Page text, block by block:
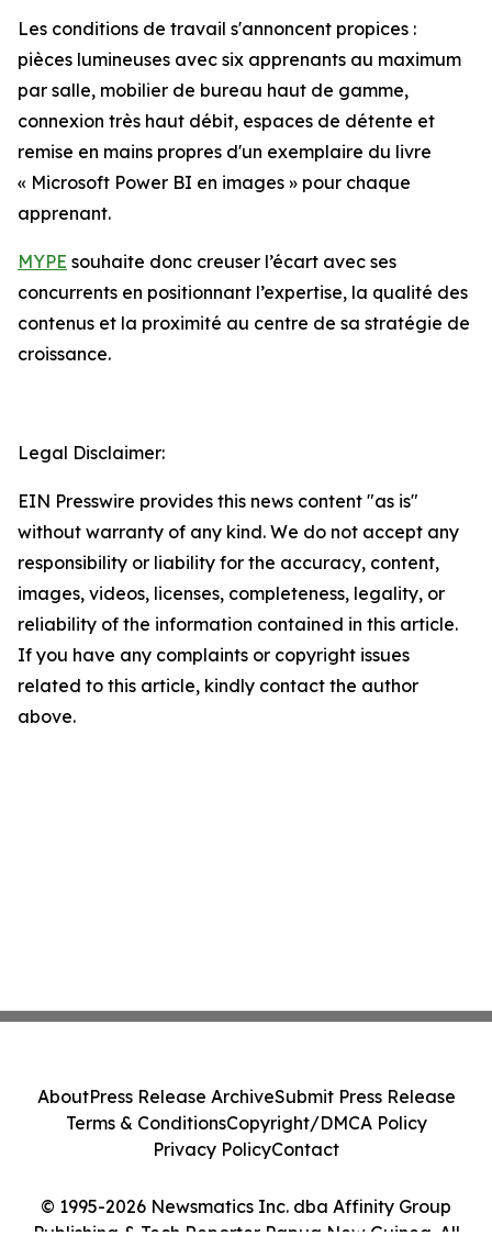
Les conditions de travail s'annoncent propices :
pièces lumineuses avec six apprenants au maximum
par salle, mobilier de bureau haut de gamme,
connexion très haut débit, espaces de détente et
remise en mains propres d'un exemplaire du livre
« Microsoft Power BI en images » pour chaque
apprenant.
MYPE souhaite donc creuser l’écart avec ses
concurrents en positionnant l’expertise, la qualité des
contenus et la proximité au centre de sa stratégie de
croissance.
Legal Disclaimer:
EIN Presswire provides this news content "as is"
without warranty of any kind. We do not accept any
responsibility or liability for the accuracy, content,
images, videos, licenses, completeness, legality, or
reliability of the information contained in this article.
If you have any complaints or copyright issues
related to this article, kindly contact the author
above.
© 1995-2026 Newsmatics Inc. dba Affinity Group
Publishing & Tech Reporter Papua New Guinea. All
AboutPress Release ArchiveSubmit Press Release
Terms & ConditionsCopyright/DMCA Policy
Privacy PolicyContact